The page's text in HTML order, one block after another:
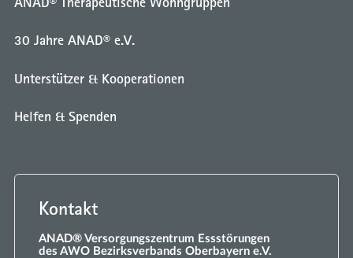
30 Jahre ANAD® e.V.
Unterstützer & Kooperationen
Helfen & Spenden
Kontakt
ANAD® Versorgungszentrum Essstörungen
des AWO Bezirksverbands Oberbayern e.V.